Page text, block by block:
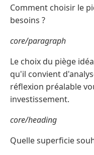
Comment choisir le
besoins ?
core/paragraph
Le choix du piège
qu'il convient
réflexion préalable
investissement.
core/heading
Quelle superficie